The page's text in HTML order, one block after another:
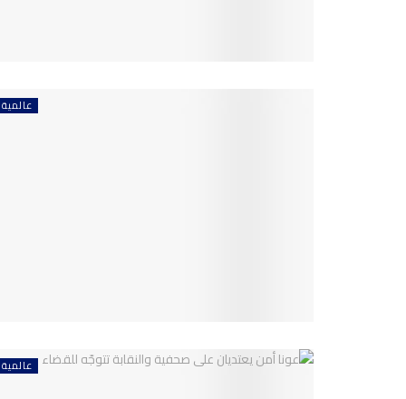
عالمية
عالمية